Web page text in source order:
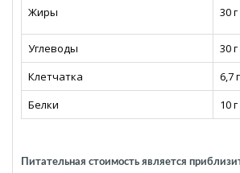
Жиры
30г
Углеводы
30 г
Клетчатка
6,7 г
Белки
10 г
Питательная стоимость является